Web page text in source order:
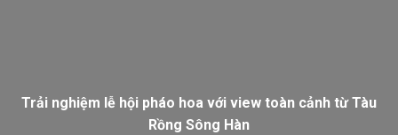
Trải nghiệm lễ hội pháo hoa với view toàn cảnh từ Tàu
Rồng Sông Hàn